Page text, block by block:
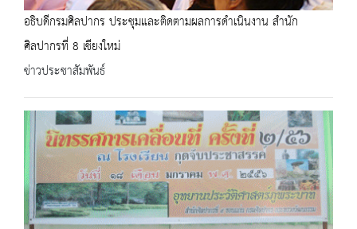
อธิบดีกรมศิลปากร ประชุมและติดตามผลการดำเนินงาน สำนัก
ศิลปากรที่ 8 เชียงใหม่
ข่าวประชาสัมพันธ์